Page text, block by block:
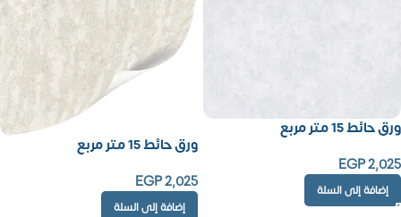
ورق حائط 15 متر مربع
EGP2,025
إضافة إلى السلة
ورق حائط 15 متر مربع
EGP2,025
إضافة إلى السلة